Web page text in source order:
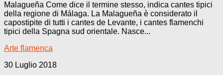
Malagueña Come dice il termine stesso, indica cantes tipici
della regione di Málaga. La Malagueña è considerato il
capostipite di tutti i cantes de Levante, i cantes flamenchi
tipici della Spagna sud orientale. Nasce...
Arte flamenca
30 Luglio 2018